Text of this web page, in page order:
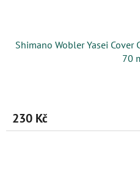
Shimano Wobler Yasei Cover
70
230 Kč